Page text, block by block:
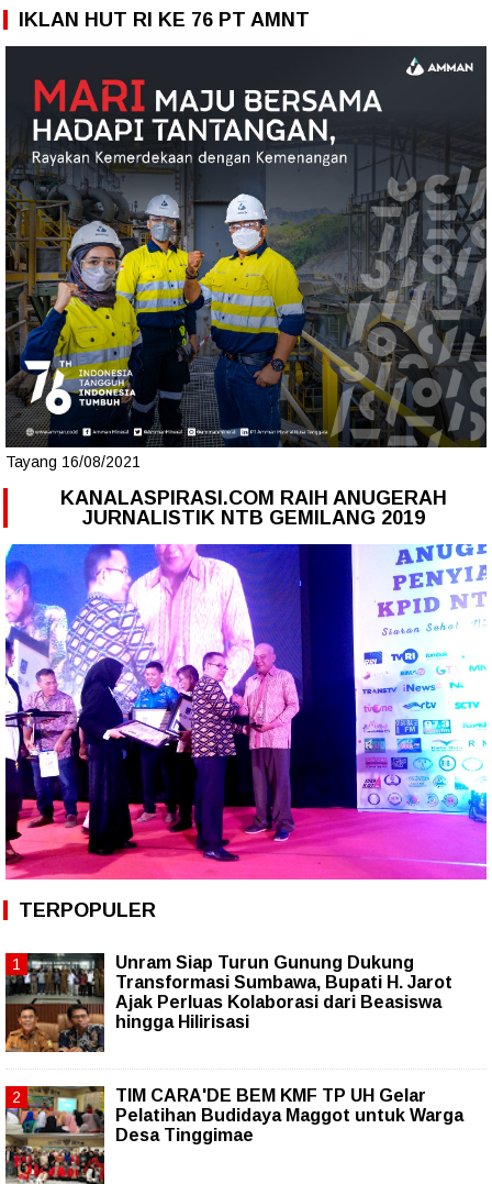
IKLAN HUT RI KE 76 PT AMNT
Tayang 16/08/2021
KANALASPIRASI.COM RAIH ANUGERAH
JURNALISTIK NTB GEMILANG 2019
TERPOPULER
Unram Siap Turun Gunung Dukung
Transformasi Sumbawa, Bupati H. Jarot
Ajak Perluas Kolaborasi dari Beasiswa
hingga Hilirisasi
TIM CARA'DE BEM KMF TP UH Gelar
Pelatihan Budidaya Maggot untuk Warga
Desa Tinggimae